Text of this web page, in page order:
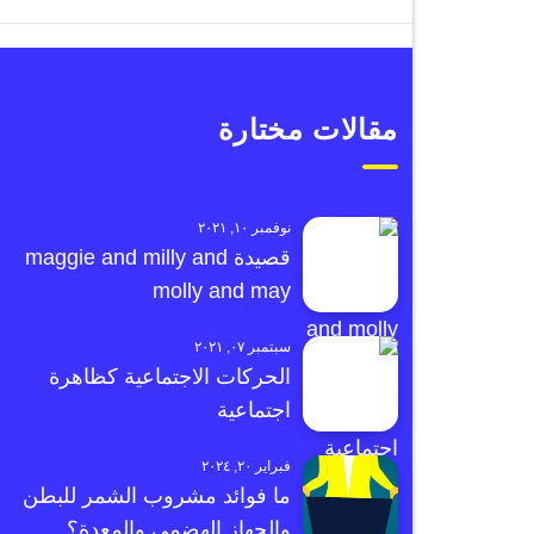
مقالات مختارة
نوفمبر ١٠, ٢٠٢١
قصيدة maggie and milly and
molly and may
سبتمبر ٠٧, ٢٠٢١
الحركات الاجتماعية كظاهرة
اجتماعية
فبراير ٢٠, ٢٠٢٤
ما فوائد مشروب الشمر للبطن
والجهاز الهضمي والمعدة؟